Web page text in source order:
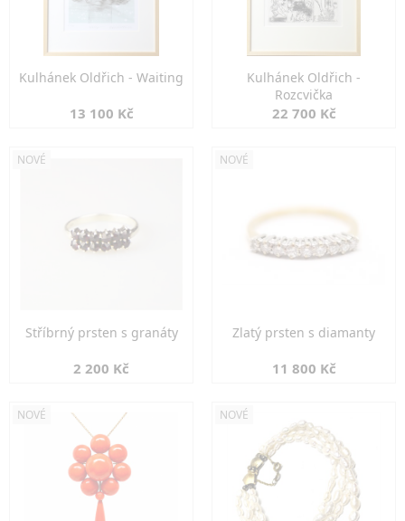
Kulhánek Oldřich - Waiting
13 100 Kč
Kulhánek Oldřich -
Rozcvička
22 700 Kč
NOVÉ
Stříbrný prsten s granáty
2 200 Kč
NOVÉ
Zlatý prsten s diamanty
11 800 Kč
NOVÉ NOVÉ